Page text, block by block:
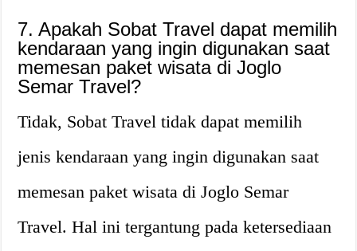
7. Apakah Sobat Travel dapat memilih
kendaraan yang ingin digunakan saat
memesan paket wisata di Joglo
Semar Travel?
Tidak, Sobat Travel tidak dapat memilih
jenis kendaraan yang ingin digunakan saat
memesan paket wisata di Joglo Semar
Travel. Hal ini tergantung pada ketersediaan